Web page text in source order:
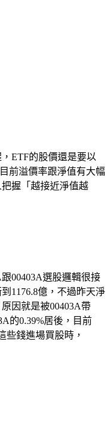
ETF的股價還是要以
前溢價率跟淨值有大幅
握「越接近淨值越
00403A選股邏輯很接
1176.8億，不過昨天淨
因就是被00403A帶
的0.39%居後，目前
些錢進場買股時，